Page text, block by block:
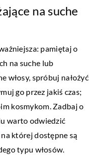
na suche
pamiętaj o
na suche lub
włosy, spróbuj nałożyć
go przez jakiś czas;
kosmykom. Zadbaj o
warto odwiedzić
na której dostępne są
typu włosów.